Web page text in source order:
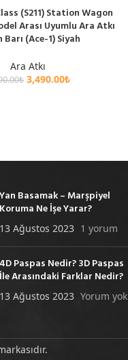
(S211) Station Wagon
Arası Uyumlu Ara Atkı
Barı (Ace-1) Siyah
Ara Atkı
₺ 3,490.00₺
Yan Basamak – Marşpiyel
Koruma Ne İşe Yarar?
13 Ağustos 2023 1 yorum
4D Paspas Nedir? 3D Paspas
İle Arasındaki Farklar Nedir?
13 Ağustos 2023 Yorum yok